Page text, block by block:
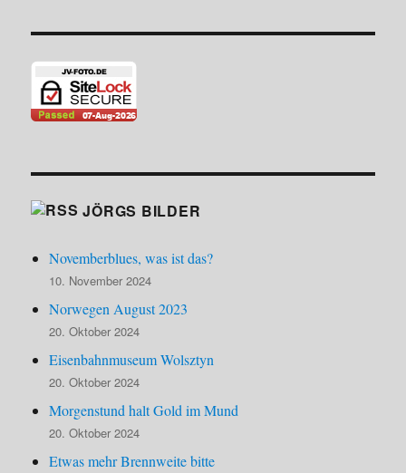
JÖRGS BILDER
Novemberblues, was ist das?
10. November 2024
Norwegen August 2023
20. Oktober 2024
Eisenbahnmuseum Wolsztyn
20. Oktober 2024
Morgenstund halt Gold im Mund
20. Oktober 2024
Etwas mehr Brennweite bitte